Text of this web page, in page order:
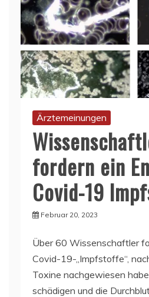
Ärztemeinungen
fordern ein
Covid-19
Februar 20, 2023
Über 60 Wissenschaftler
Covid-19-„Impfstoffe“,
Toxine nachgewiesen
schädigen und die